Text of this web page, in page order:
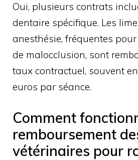
Oui, plusieurs contrats
dentaire spécifique. Les
anesthésie, fréquentes
de malocclusion, sont
taux contractuel, souvent
euros par séance.
Comment
remboursement
vétérinaires pour